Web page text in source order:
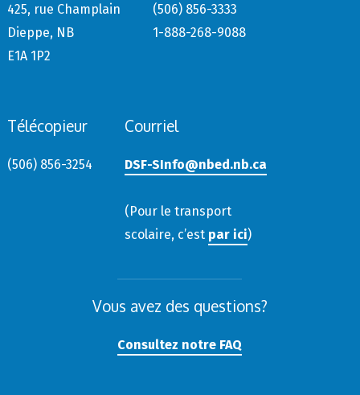
425, rue Champlain
Dieppe, NB
E1A 1P2
(506) 856-3333
1-888-268-9088
Télécopieur
(506) 856-3254
Courriel
DSF-SInfo@nbed.nb.ca
(Pour le transport
scolaire, c’est par ici)
Vous avez des questions?
Consultez notre FAQ